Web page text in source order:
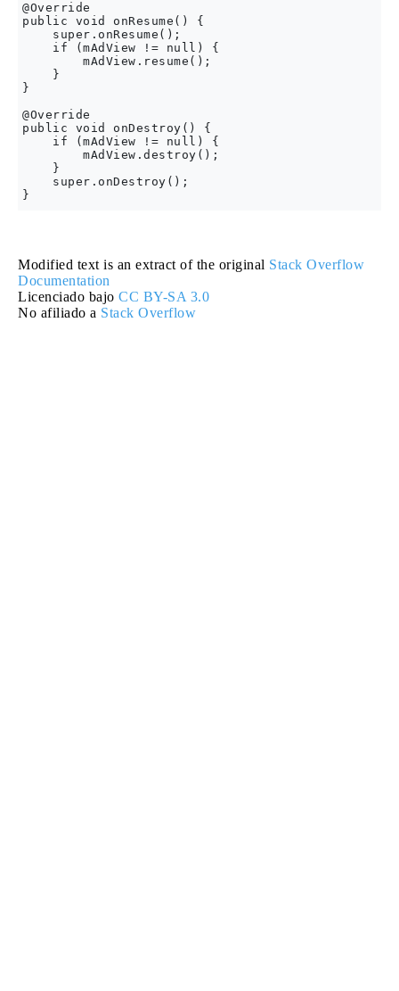
@Override
public void onResume() {
    super.onResume();
    if (mAdView != null) {
        mAdView.resume();
    }
}
@Override
public void onDestroy() {
    if (mAdView != null) {
        mAdView.destroy();
    }
    super.onDestroy();
Modified text is an extract of the original Stack Overflow
Documentation
Licenciado bajo CC BY-SA 3.0
No afiliado a Stack Overflow